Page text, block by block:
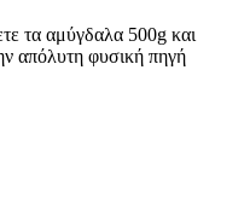
τα αμύγδαλα 500g και
απόλυτη φυσική πηγή